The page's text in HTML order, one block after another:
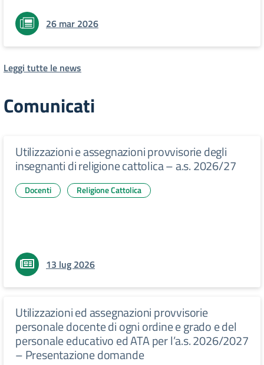
26 mar 2026
Leggi tutte le news
Comunicati
Utilizzazioni e assegnazioni provvisorie degli
insegnanti di religione cattolica – a.s. 2026/27
Docenti Religione Cattolica
13 lug 2026
Utilizzazioni ed assegnazioni provvisorie
personale docente di ogni ordine e grado e del
personale educativo ed ATA per l’a.s. 2026/2027
– Presentazione domande